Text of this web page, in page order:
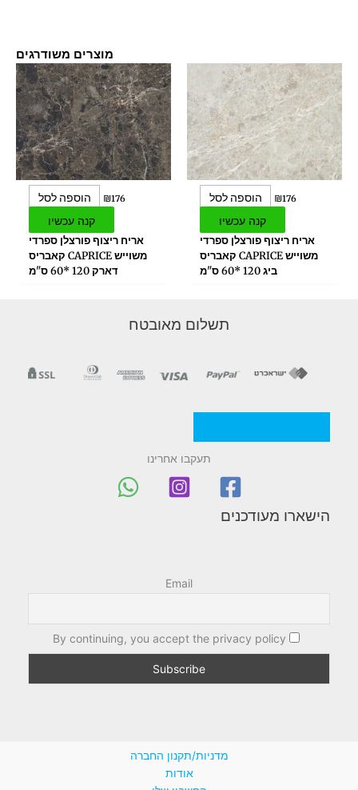
מוצרים משודרגים
₪176 הוספה לסל
קנה עכשיו
אריח ריצוף פורצלן ספרדי
משוייש CAPRICE קאבריס
ביג 120 *60 ס"מ
₪176 הוספה לסל
קנה עכשיו
אריח ריצוף פורצלן ספרדי
משוייש CAPRICE קאבריס
דארק 120 *60 ס"מ
תשלום מאובטח
תעקבו אחרינו
הישארו מעודכנים
Email
By continuing, you accept the privacy policy
מדניות/תקנון החברה
אודות